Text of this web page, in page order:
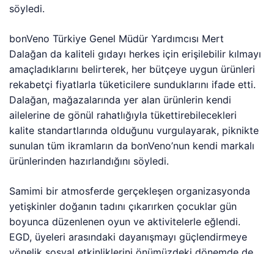
söyledi.
bonVeno Türkiye Genel Müdür Yardımcısı Mert
Dalağan da kaliteli gıdayı herkes için erişilebilir kılmayı
amaçladıklarını belirterek, her bütçeye uygun ürünleri
rekabetçi fiyatlarla tüketicilere sunduklarını ifade etti.
Dalağan, mağazalarında yer alan ürünlerin kendi
ailelerine de gönül rahatlığıyla tükettirebilecekleri
kalite standartlarında olduğunu vurgulayarak, piknikte
sunulan tüm ikramların da bonVeno’nun kendi markalı
ürünlerinden hazırlandığını söyledi.
Samimi bir atmosferde gerçekleşen organizasyonda
yetişkinler doğanın tadını çıkarırken çocuklar gün
boyunca düzenlenen oyun ve aktivitelerle eğlendi.
EGD, üyeleri arasındaki dayanışmayı güçlendirmeye